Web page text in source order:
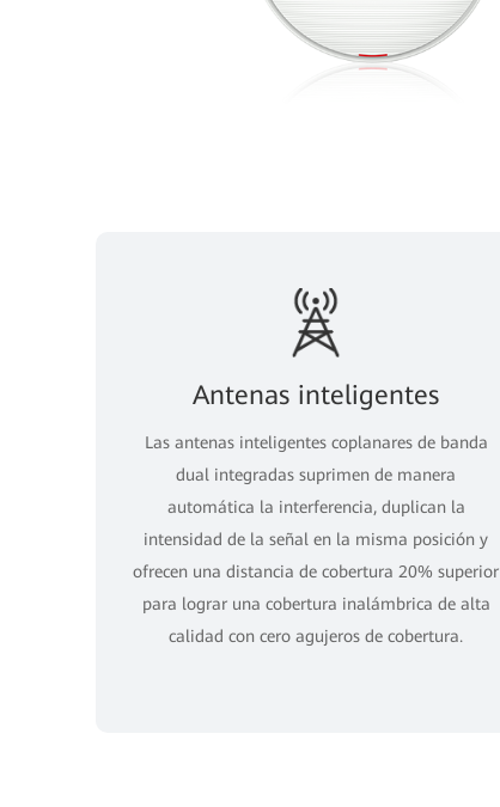
Antenas inteligentes
Las antenas inteligentes coplanares de banda
dual integradas suprimen de manera
automática la interferencia, duplican la
intensidad de la señal en la misma posición y
ofrecen una distancia de cobertura 20% superior
para lograr una cobertura inalámbrica de alta
calidad con cero agujeros de cobertura.